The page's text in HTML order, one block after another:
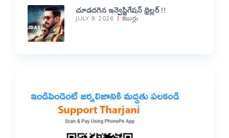
చూడదగిన ఇన్వెస్టిగేషన్ థ్రిల్లర్ !!
JULY 9, 2026 కబుర్లు